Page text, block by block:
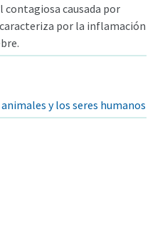
contagiosa causada por
por la inflamación
y los seres humanos